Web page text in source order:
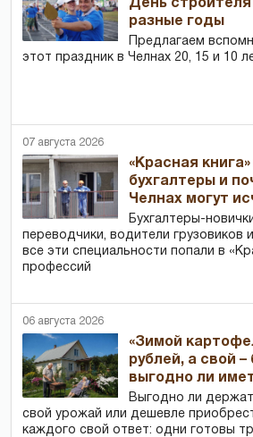
День строителя
разные годы
Предлагаем
этот праздник в Челнах 20, 15 и 10
07 августа 2026
«Красная
бухгалтеры и
Челнах могут
Бухгалтеры-
переводчики, водители грузовиков
все эти специальности попали в
профессий
06 августа 2026
«Зимой
рублей, а свой –
выгодно ли
Выгодно ли
свой урожай или дешевле
каждого свой ответ: одни готовы